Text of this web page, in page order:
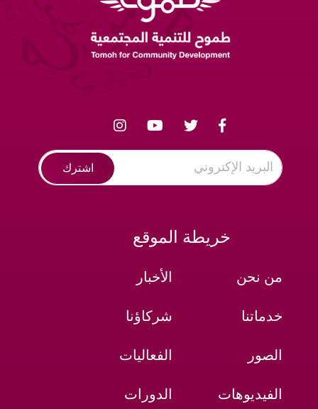
اشترك
خريطة الموقع
من نحن
خدماتنا
الصور
الفيديوهات
الأخبار
شركاؤنا
الفعاليات
الدورات